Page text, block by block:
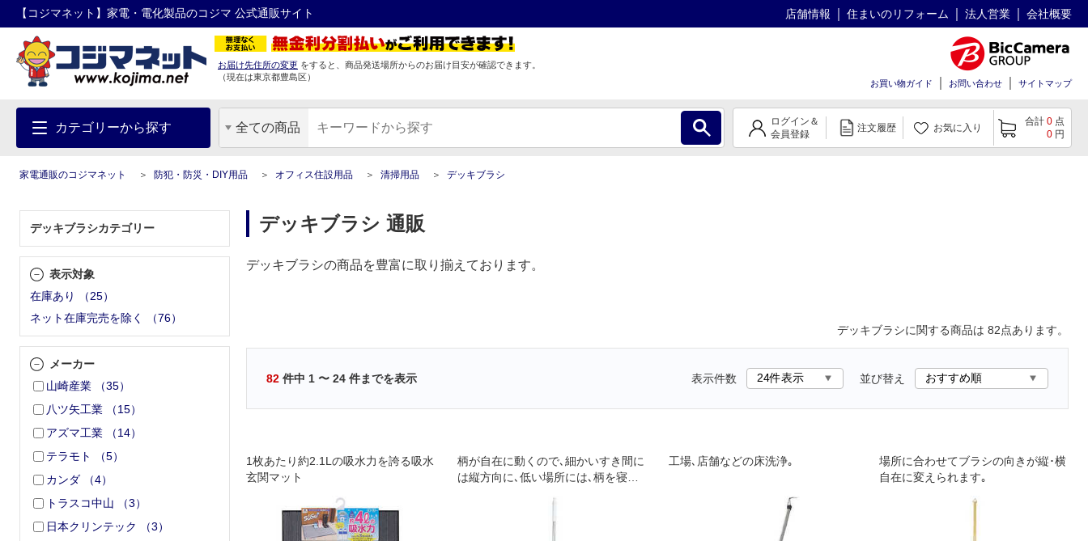
【コジマネット】家電・電化製品のコジマ 公式通販サイト 店舗情報 住まいのリフォーム 法人営業 会社概要
お届け先住所の変更 をすると、商品発送場所からのお届け目安が確認できます。
（現在は東京都豊島区）
お買い物ガイド お問い合わせ サイトマップ
カテゴリーから探す 全ての商品
ログイン＆
会員登録
注文履歴 お気に入り
合計 0 点
0 円
家電通販のコジマネット 防犯・防災・DIY用品 オフィス住設用品 清掃用品 デッキブラシ
デッキブラシカテゴリー
表示対象
在庫あり
（25）
ネット在庫完売を除く
（76）
メーカー
山崎産業
（35）
八ツ矢工業
（15）
アズマ工業
（14）
テラモト
（5）
カンダ
（4）
トラスコ中山
（3）
日本クリンテック
（3）
デッキブラシ 通販
デッキブラシの商品を豊富に取り揃えております。
デッキブラシに関する商品は 82点あります。
82 件中 1 〜 24 件までを表示 表示件数 並び替え
1枚あたり約2.1Lの吸水力を誇る吸水
玄関マット
柄が自在に動くので､細かいすき間に
は縦方向に､低い場所には､柄を寝か
工場､店舗などの床洗浄｡
場所に合わせてブラシの向きが縦･横
自在に変えられます｡